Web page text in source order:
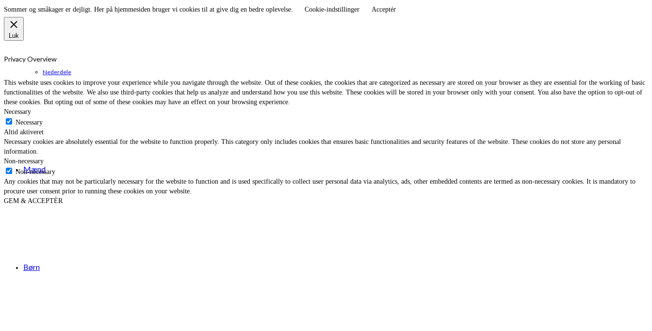
Nederdele
Mænd
Børn
Sommer og småkager er dejligt. Her på hjemmesiden bruger vi cookies til at give dig en bedre oplevelse. Cookie-indstillinger Acceptér
Luk
Privacy Overview
This website uses cookies to improve your experience while you navigate through the website. Out of these cookies, the cookies that are categorized as necessary are stored on your browser as they are essential for the working of basic
functionalities of the website. We also use third-party cookies that help us analyze and understand how you use this website. These cookies will be stored in your browser only with your consent. You also have the option to opt-out of
these cookies. But opting out of some of these cookies may have an effect on your browsing experience.
Necessary
Necessary
Altid aktiveret
Necessary cookies are absolutely essential for the website to function properly. This category only includes cookies that ensures basic functionalities and security features of the website. These cookies do not store any personal
information.
Non-necessary
Non-necessary
Any cookies that may not be particularly necessary for the website to function and is used specifically to collect user personal data via analytics, ads, other embedded contents are termed as non-necessary cookies. It is mandatory to
procure user consent prior to running these cookies on your website.
GEM & ACCEPTÈR